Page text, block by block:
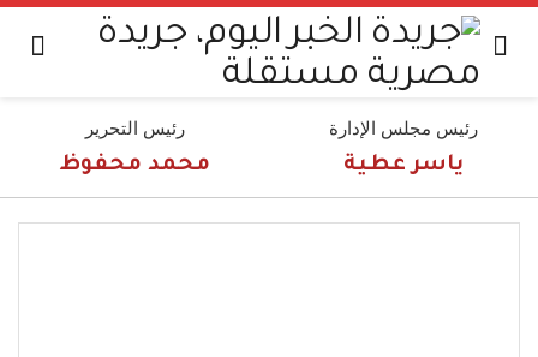
رئيس مجلس الإدارة
ياسر عطية
رئيس التحرير
محمد محفوظ